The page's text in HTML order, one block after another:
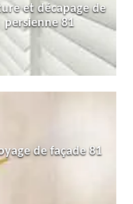
et décapage de
persienne 81
de façade 81